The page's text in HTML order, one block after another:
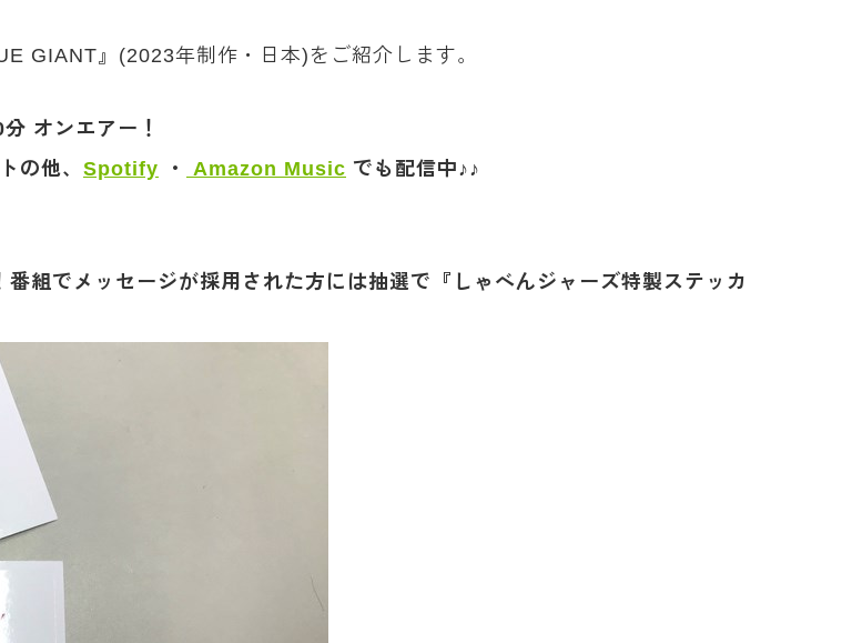
GIANT』(2023年制作・日本)をご紹介します。
オンエアー！
の他、 Spotify ・ Amazon Music でも配信中♪♪
組でメッセージが採用された方には抽選で『しゃべんジャーズ特製ステッカ